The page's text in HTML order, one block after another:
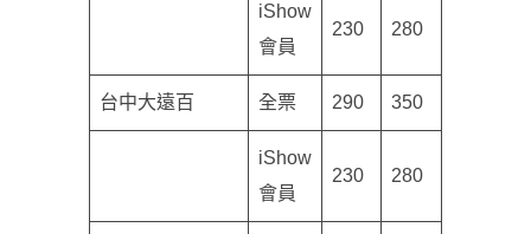
iShow
會員
230 280
台中大遠百 全票 290 350
iShow
會員
230 280